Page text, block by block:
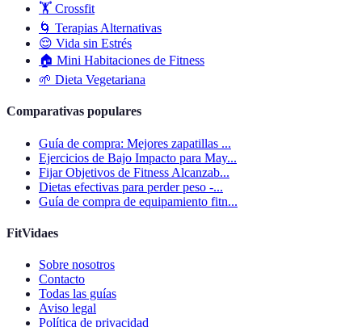
🏋️ Crossfit
🌀 Terapias Alternativas
😌 Vida sin Estrés
🏠 Mini Habitaciones de Fitness
🌱 Dieta Vegetariana
Comparativas populares
Guía de compra: Mejores zapatillas ...
Ejercicios de Bajo Impacto para May...
Fijar Objetivos de Fitness Alcanzab...
Dietas efectivas para perder peso -...
Guía de compra de equipamiento fitn...
FitVidaes
Sobre nosotros
Contacto
Todas las guías
Aviso legal
Política de privacidad